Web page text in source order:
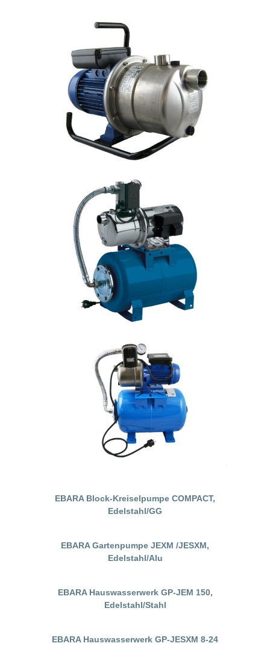
EBARA Block-Kreiselpumpe COMPACT,
Edelstahl/GG
EBARA Gartenpumpe JEXM /JESXM,
Edelstahl/Alu
EBARA Hauswasserwerk GP-JEM 150,
Edelstahl/Stahl
EBARA Hauswasserwerk GP-JESXM 8-24